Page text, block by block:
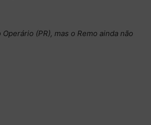
(PR), mas o Remo ainda não